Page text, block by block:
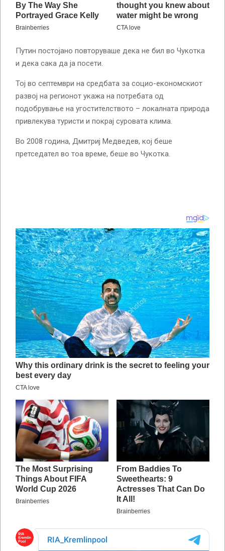
Путин постојано повторуваше дека не бил во Чукотка
и дека сака да ја посети.
Тој во септември на средбата за социо-економскиот
развој на регионот укажа на потребата од
подобрување на угостителството – локалната природа
привлекува туристи и покрај суровата клима.
Во 2008 година, Дмитриј Медведев, кој беше
претседател во тоа време, беше во Чукотка.